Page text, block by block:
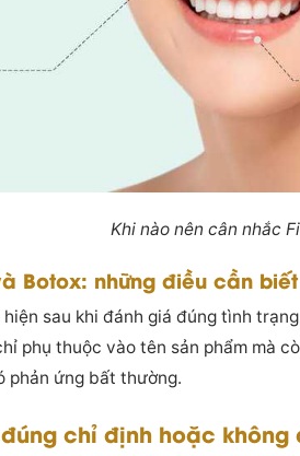
Khi nào nên cân nhắc
Botox: những điều cần biết
sau khi đánh giá đúng tình
phụ thuộc vào tên sản phẩm mà
phản ứng bất thường.
chỉ định hoặc